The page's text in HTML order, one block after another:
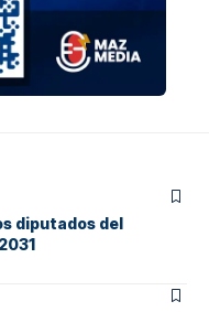
diputados del